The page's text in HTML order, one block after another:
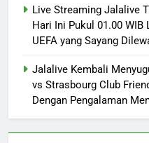
Live Streaming Jalalive
Hari Ini Pukul 01.00 WIB
UEFA yang Sayang
Jalalive Kembali
vs Strasbourg Club
Dengan Pengalaman